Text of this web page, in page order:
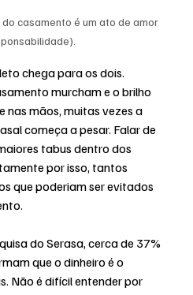
casamento é um ato de amor
chega para os dois.
murcham e o brilho
nas mãos, muitas vezes a
começa a pesar. Falar de
tabus dentro dos
por isso, tantos
que poderiam ser evitados
do Serasa, cerca de 37%
que o dinheiro é o
Não é difícil entender por